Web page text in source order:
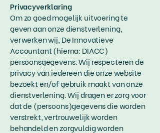
Privacyverklaring​​
Om zo goed mogelijk uitvoering te
geven aan onze dienstverlening,
verwerken wij, De Innovatieve
Accountant (hierna: DIACC)
persoonsgegevens. Wij respecteren de
privacy van iedereen die onze website
bezoekt en/of gebruik maakt van onze
dienstverlening. Wij dragen er zorg voor
dat de (persoons)gegevens die worden
verstrekt, vertrouwelijk worden
behandeld en zorgvuldig worden